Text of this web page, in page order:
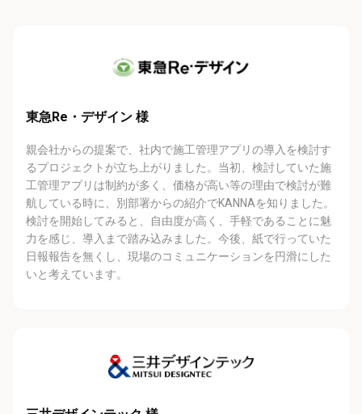
東急Re・デザイン 様
親会社からの提案で、社内で施⼯管理アプリの導⼊を検討す
るプロジェクトが⽴ち上がりました。当初、検討していた施
⼯管理アプリは制約が多く、価格が⾼い等の理由で検討が難
航している時に、別部署からの紹介でKANNAを知りました。
検討を開始してみると、⾃由度が⾼く、⼿軽であることに魅
⼒を感じ、導⼊まで踏み込みました。今後、紙で⾏っていた
⽇報報告を無くし、現場のコミュニケーションを円滑にした
いと考えています。